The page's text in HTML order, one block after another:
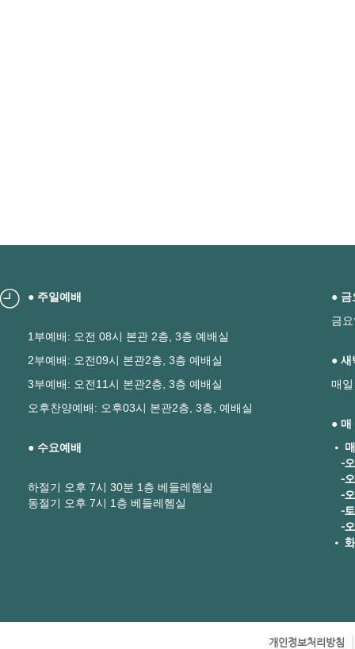
● 주일예배
1부예배: 오전 08시 본관 2층, 3층 예배실
2부예배: 오전09시 본관2층, 3층 예배실
3부예배: 오전11시 본관2층, 3층 예배실
오후찬양예배: 오후03시 본관2층, 3층, 예배실
● 수요예배
하절기 오후 7시 30분 1층 베들레헴실
동절기 오후 7시 1층 베들레헴실
● 금
금
● 새
매
● 매
•
-오
-오
-오
-토
-오
•
개인정보처리방침